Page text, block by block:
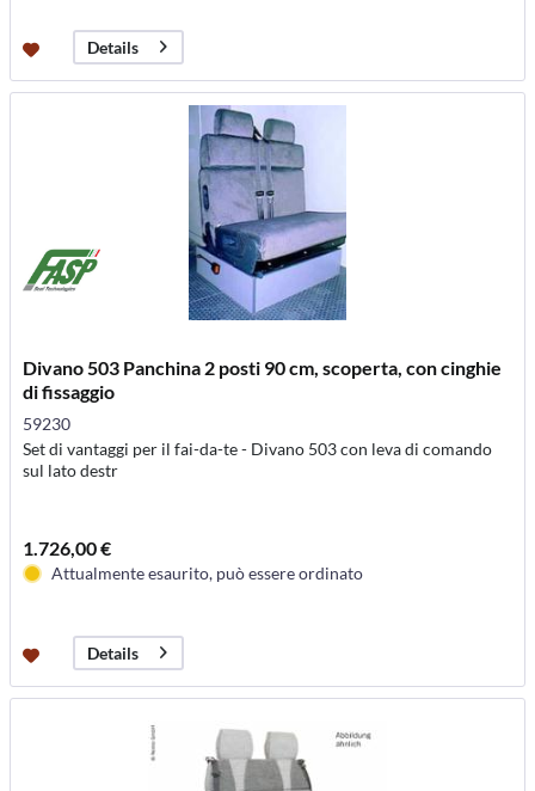
Details
Divano 503 Panchina 2 posti 90 cm, scoperta, con cinghie
di fissaggio
59230
Set di vantaggi per il fai-da-te - Divano 503 con leva di comando
sul lato destr
1.726,00 €
Attualmente esaurito, può essere ordinato
Details